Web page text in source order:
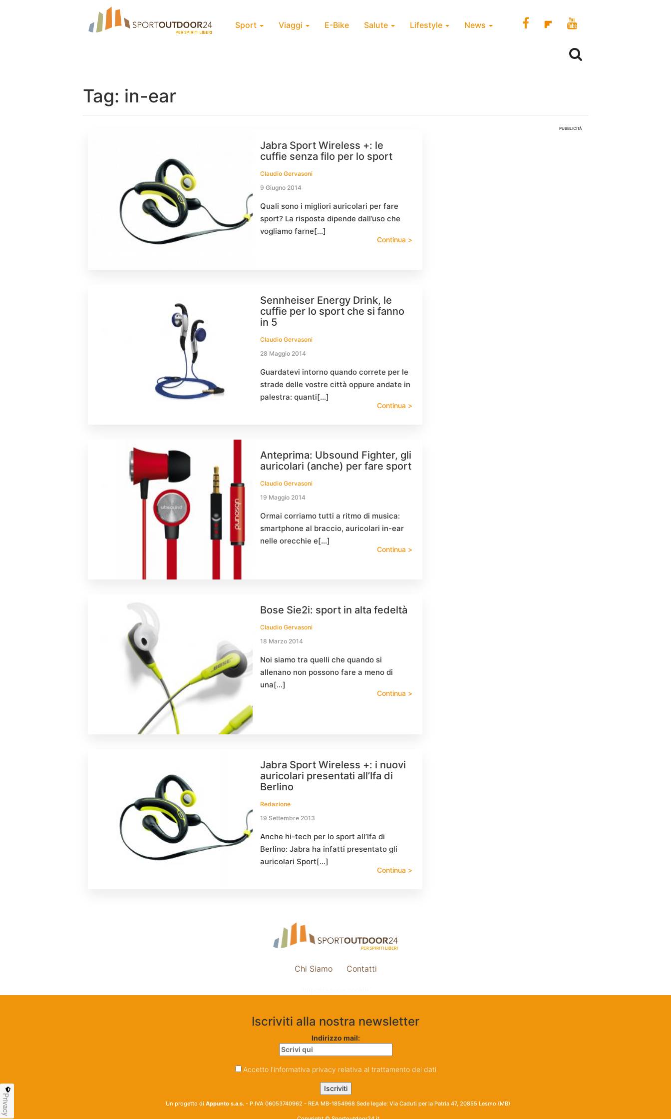
Sport Viaggi E-Bike Salute Lifestyle News
Tag: in-ear
Jabra Sport Wireless +: le
cuffie senza filo per lo sport
Claudio Gervasoni
9 Giugno 2014
Quali sono i migliori auricolari per fare
sport? La risposta dipende dall’uso che
vogliamo farne[…]
Continua >
Sennheiser Energy Drink, le
cuffie per lo sport che si fanno
in 5
Claudio Gervasoni
28 Maggio 2014
Guardatevi intorno quando correte per le
strade delle vostre città oppure andate in
palestra: quanti[…]
Continua >
Anteprima: Ubsound Fighter, gli
auricolari (anche) per fare sport
Claudio Gervasoni
19 Maggio 2014
Ormai corriamo tutti a ritmo di musica:
smartphone al braccio, auricolari in-ear
nelle orecchie e[…]
Continua >
Bose Sie2i: sport in alta fedeltà
Claudio Gervasoni
18 Marzo 2014
Noi siamo tra quelli che quando si
allenano non possono fare a meno di
una[…]
Continua >
Jabra Sport Wireless +: i nuovi
auricolari presentati all’Ifa di
Berlino
Redazione
19 Settembre 2013
Anche hi-tech per lo sport all’Ifa di
Berlino: Jabra ha infatti presentato gli
auricolari Sport[…]
Continua >
PUBBLICITÀ
Chi Siamo Contatti
Iscriviti alla nostra newsletter
Indirizzo mail:
Accetto l'informativa privacy relativa al trattamento dei dati
Un progetto di Appunto s.a.s. - P.IVA 06053740962 - REA MB-1854968 Sede legale: Via Caduti per la Patria 47, 20855 Lesmo (MB)
Privacy